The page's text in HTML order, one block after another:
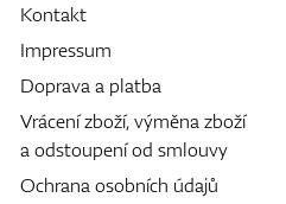
Kontakt
Impressum
Doprava a platba
Vrácení zboží, výměna zboží
a odstoupení od smlouvy
Ochrana osobních údajů